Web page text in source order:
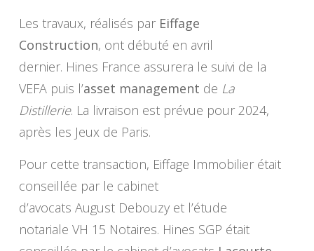
Les travaux, réalisés par Eiffage
Construction, ont débuté en avril
dernier. Hines France assurera le suivi de la
VEFA puis l’asset management de La
Distillerie. La livraison est prévue pour 2024,
après les Jeux de Paris.
Pour cette transaction, Eiffage Immobilier était
conseillée par le cabinet
d’avocats August Debouzy et l’étude
notariale VH 15 Notaires. Hines SGP était